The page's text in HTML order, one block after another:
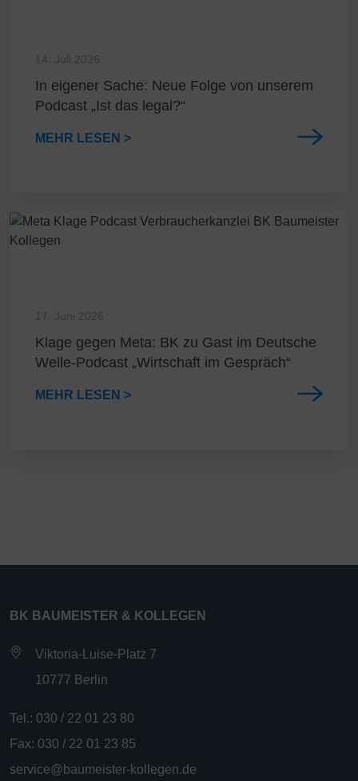
14. Juli 2026
In eigener Sache: Neue Folge von unserem
Podcast „Ist das legal?“
MEHR LESEN >
17. Juni 2026
Klage gegen Meta: BK zu Gast im Deutsche
Welle-Podcast „Wirtschaft im Gespräch“
MEHR LESEN >
BK BAUMEISTER & KOLLEGEN
Viktoria-Luise-Platz 7
10777 Berlin
Tel.: 030 / 22 01 23 80
Fax: 030 / 22 01 23 85
service@baumeister-kollegen.de